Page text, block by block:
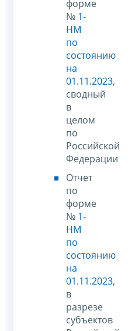
форме
№ 1-
НМ
по
состоянию
на
01.11.2023,
сводный
в
целом
по
Российской
Федерации
Отчет
по
форме
№ 1-
НМ
по
состоянию
на
01.11.2023,
в
разрезе
субъектов